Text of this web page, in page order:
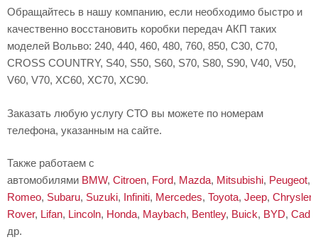
Обращайтесь в нашу компанию, если необходимо быстро и
качественно восстановить коробки передач АКП таких
моделей Вольво: 240, 440, 460, 480, 760, 850, С30, С70,
CROSS COUNTRY, S40, S50, S60, S70, S80, S90, V40, V50,
V60, V70, XC60, XC70, XC90.
Заказать любую услугу СТО вы можете по номерам
телефона, указанным на сайте.
Также работаем с
автомобилями BMW, Citroen, Ford, Mazda, Mitsubishi, Peugeot,
Romeo, Subaru, Suzuki, Infiniti, Mercedes, Toyota, Jeep, Chrysler
Rover, Lifan, Lincoln, Honda, Maybach, Bentley, Buick, BYD,
др.